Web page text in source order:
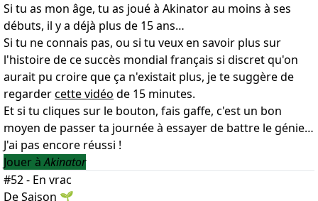
Si tu as mon âge, tu as joué à Akinator au moins à ses
débuts, il y a déjà plus de 15 ans…
Si tu ne connais pas, ou si tu veux en savoir plus sur
l'histoire de ce succès mondial français si discret qu'on
aurait pu croire que ça n'existait plus, je te suggère de
regardercette vidéo de 15 minutes.
Et si tu cliques sur le bouton, fais gaffe, c'est un bon
moyen de passer ta journée à essayer de battre le génie…
J'ai pas encore réussi !
Jouer àAkinator
#52 - En vrac
De Saison 🌱